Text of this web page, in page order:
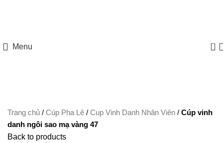
Menu 0
Trang chủ / Cúp Pha Lê / Cup Vinh Danh Nhân Viên / Cúp vinh
danh ngôi sao mạ vàng 47
Back to products